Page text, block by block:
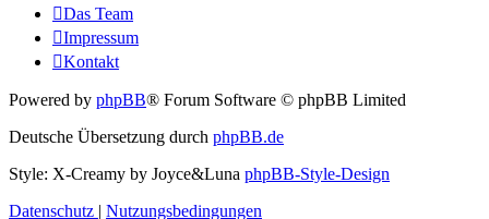
Das Team
Impressum
Kontakt
Powered by phpBB® Forum Software © phpBB Limited
Deutsche Übersetzung durch phpBB.de
Style: X-Creamy by Joyce&Luna phpBB-Style-Design
Datenschutz | Nutzungsbedingungen